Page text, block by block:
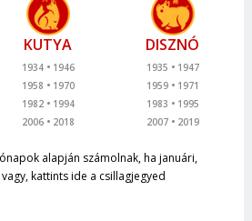
KUTYA
1934
1946
1958
1970
1982
1994
2006
2018
DISZNÓ
1935
1947
1959
1971
1983
1995
2007
2019
alapján számolnak, ha januári,
kattints ide a csillagjegyed